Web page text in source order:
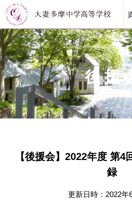
学校案内
学校生活
後援
【後援会】2022年度 第4
録
更新日時：2022年